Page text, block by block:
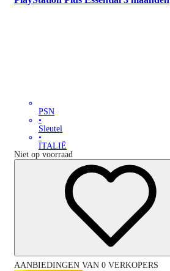
PSN
•
Sleutel
•
ITALIË
Niet op voorraad
AANBIEDINGEN VAN 0 VERKOPERS